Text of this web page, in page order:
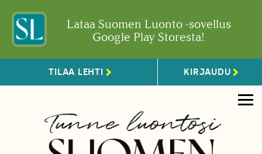
Lataa Suomen Luonto -sovellus
Google Play Storesta!
TILAA LEHTI KIRJAUDU